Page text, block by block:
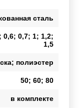
сталь
0,6; 0,7; 1; 1,2;
1,5
полиэстер
50; 60; 80
в комплекте